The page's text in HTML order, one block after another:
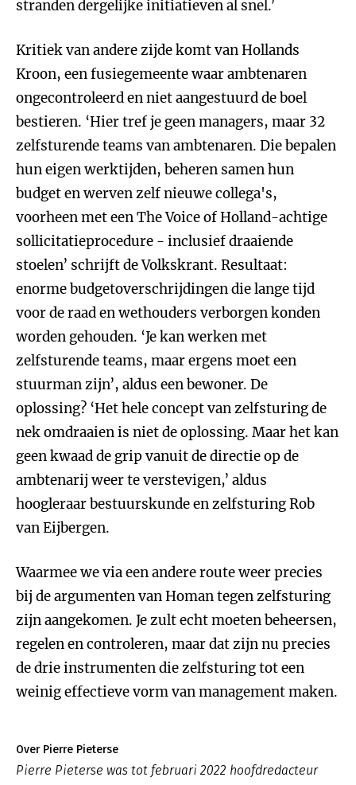
stranden dergelijke initiatieven al snel.’
Kritiek van andere zijde komt van Hollands
Kroon, een fusiegemeente waar ambtenaren
ongecontroleerd en niet aangestuurd de boel
bestieren. ‘Hier tref je geen managers, maar 32
zelfsturende teams van ambtenaren. Die bepalen
hun eigen werktijden, beheren samen hun
budget en werven zelf nieuwe collega's,
voorheen met een The Voice of Holland-achtige
sollicitatieprocedure ‒ inclusief draaiende
stoelen’ schrijft de Volkskrant. Resultaat:
enorme budgetoverschrijdingen die lange tijd
voor de raad en wethouders verborgen konden
worden gehouden. ‘Je kan werken met
zelfsturende teams, maar ergens moet een
stuurman zijn’, aldus een bewoner. De
oplossing? ‘Het hele concept van zelfsturing de
nek omdraaien is niet de oplossing. Maar het kan
geen kwaad de grip vanuit de directie op de
ambtenarij weer te verstevigen,’ aldus
hoogleraar bestuurskunde en zelfsturing Rob
van Eijbergen.
Waarmee we via een andere route weer precies
bij de argumenten van Homan tegen zelfsturing
zijn aangekomen. Je zult echt moeten beheersen,
regelen en controleren, maar dat zijn nu precies
de drie instrumenten die zelfsturing tot een
weinig effectieve vorm van management maken.
Over Pierre Pieterse
Pierre Pieterse was tot februari 2022 hoofdredacteur